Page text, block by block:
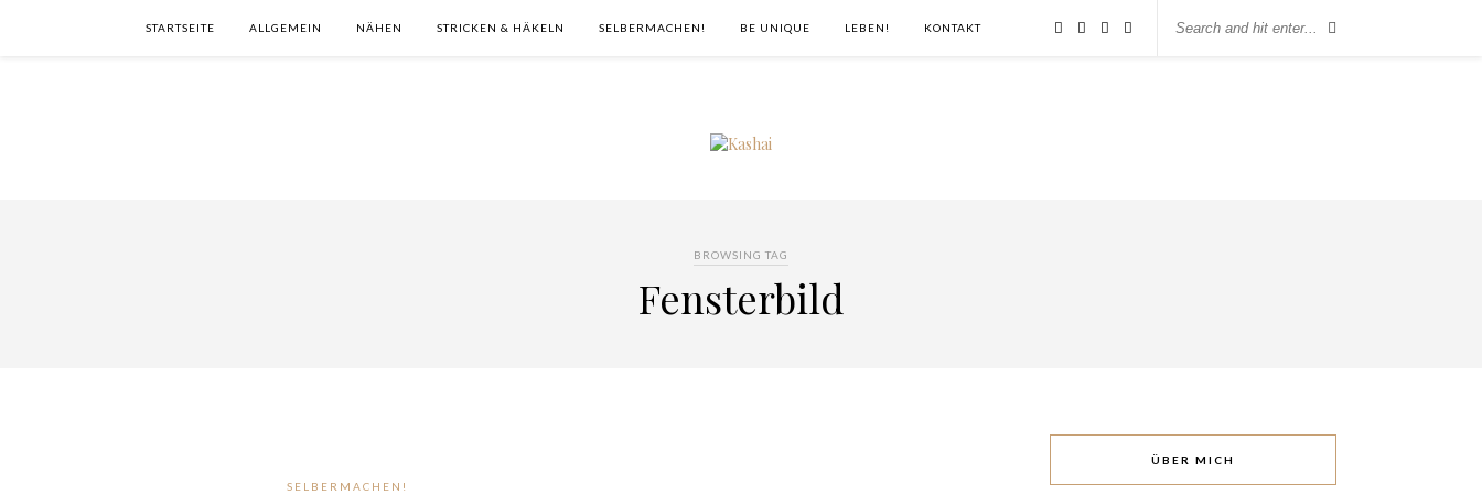
STARTSEITE ALLGEMEIN NÄHEN STRICKEN & HÄKELN SELBERMACHEN! BE UNIQUE LEBEN! KONTAKT
BROWSING TAG
Fensterbild
SELBERMACHEN!
ÜBER MICH